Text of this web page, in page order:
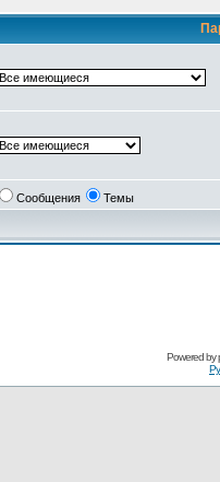
Сообщения Темы
Powered by